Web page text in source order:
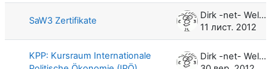
SaW3 Zertifikate
Dirk -net- Weller
11 лист. 2012
KPP: Kursraum Internationale
Dirk -net- Weller